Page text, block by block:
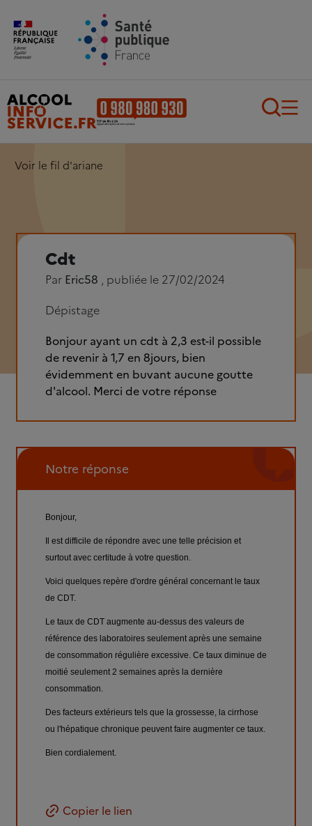
Aller au contenu principal
Voir le fil d'ariane
Cdt
Par Eric58 , publiée le 27/02/2024
Dépistage
Bonjour ayant un cdt à 2,3 est-il possible
de revenir à 1,7 en 8jours, bien
évidemment en buvant aucune goutte
d'alcool. Merci de votre réponse
Notre réponse
Bonjour,
Il est difficile de répondre avec une telle précision et
surtout avec certitude à votre question.
Voici quelques repère d'ordre général concernant le taux
de CDT.
Le taux de CDT augmente au-dessus des valeurs de
référence des laboratoires seulement après une semaine
de consommation régulière excessive. Ce taux diminue de
moitié seulement 2 semaines après la dernière
consommation.
Des facteurs extérieurs tels que la grossesse, la cirrhose
ou l'hépatique chronique peuvent faire augmenter ce taux.
Bien cordialement.
Copier le lien